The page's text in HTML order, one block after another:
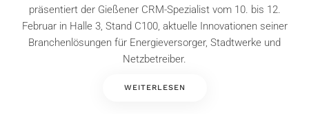
präsentiert der Gießener CRM-Spezialist vom 10. bis 12.
Februar in Halle 3, Stand C100, aktuelle Innovationen seiner
Branchenlösungen für Energieversorger, Stadtwerke und
Netzbetreiber.
WEITERLESEN